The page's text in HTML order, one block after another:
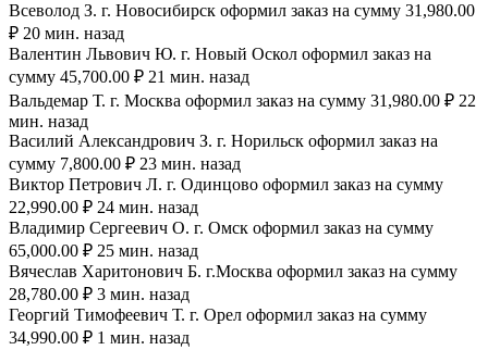
Всеволод З. г. Новосибирск оформил заказ на сумму 31,980.00
₽ 20 мин. назад
Валентин Львович Ю. г. Новый Оскол оформил заказ на
сумму 45,700.00 ₽ 21 мин. назад
Вальдемар Т. г. Москва оформил заказ на сумму 31,980.00 ₽ 22
мин. назад
Василий Александрович З. г. Норильск оформил заказ на
сумму 7,800.00 ₽ 23 мин. назад
Виктор Петрович Л. г. Одинцово оформил заказ на сумму
22,990.00 ₽ 24 мин. назад
Владимир Сергеевич О. г. Омск оформил заказ на сумму
65,000.00 ₽ 25 мин. назад
Вячеслав Харитонович Б. г.Москва оформил заказ на сумму
28,780.00 ₽ 3 мин. назад
Георгий Тимофеевич Т. г. Орел оформил заказ на сумму
34,990.00 ₽ 1 мин. назад